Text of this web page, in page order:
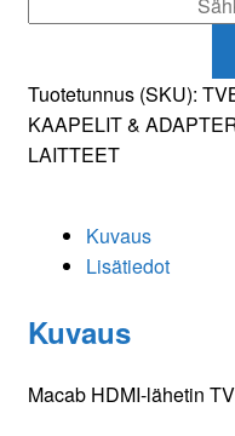
Cat5e/6
Tuotetunnus (SKU):
KAAPELIT &
LAITTEET
Kuvaus
Lisätiedot
Kuvaus
Macab HDMI-lähetin